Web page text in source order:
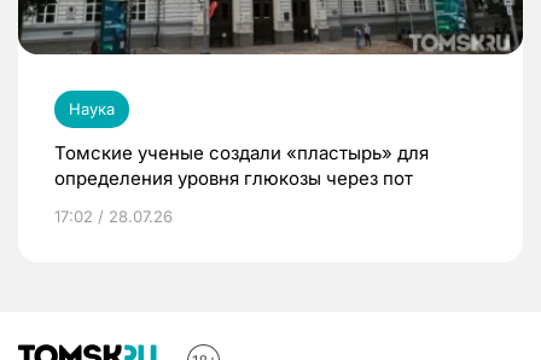
Наука
Томские ученые создали «пластырь» для
определения уровня глюкозы через пот
17:02 / 28.07.26